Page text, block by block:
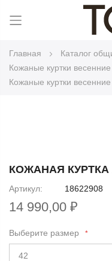
Главная Каталог
Кожаные куртки весенние
Кожаные куртки
end
of
the
gallery
to
beginning
of
images
gallery
КОЖАНАЯ
Артикул 18622908
14 990,00 ₽
Выберите размер